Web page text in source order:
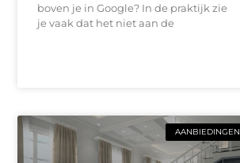
boven je in Google? In de praktijk zie
je vaak dat het niet aan de
AANBIEDINGEN